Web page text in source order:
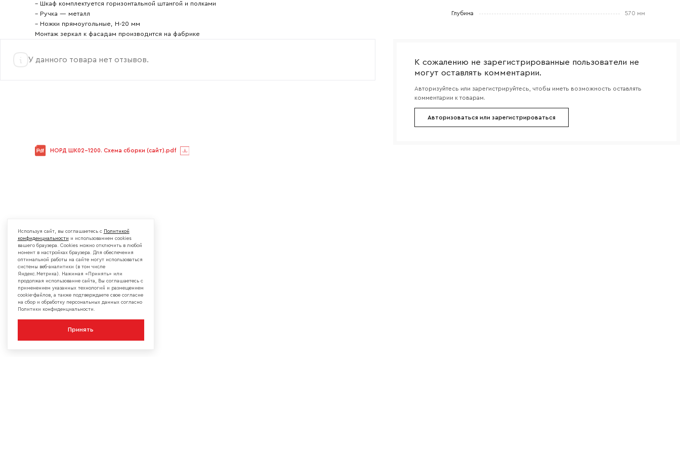
– Шкаф комплектуется горизонтальной штангой и полками
– Ручка — металл
– Ножки прямоугольные, Н-20 мм
Монтаж зеркал к фасадам производится на фабрике
Глубина 570 мм
У данного товара нет отзывов.
К сожалению не зарегистрированные пользователи не
могут оставлять комментарии.
Авторизуйтесь или зарегистрируйтесь, чтобы иметь возможность оставлять
комментарии к товарам.
Авторизоваться или зарегистрироваться
НОРД ШК02-1200. Схема сборки (сайт).pdf
и обработкой
Используя сайт, вы соглашаетесь с Политикой
конфиденциальности и использованием cookies
вашего браузера. Cookies можно отключить в любой
момент в настройках браузера. Для обеспечения
оптимальной работы на сайте могут использоваться
системы веб-аналитики (в том числе
Яндекс.Метрика). Нажимая «Принять» или
продолжая использование сайта, Вы соглашаетесь с
применением указанных технологий и размещением
cookie-файлов, а также подтверждаете свое согласие
на сбор и обработку персональных данных согласно
Политики конфиденциальности.
Принять